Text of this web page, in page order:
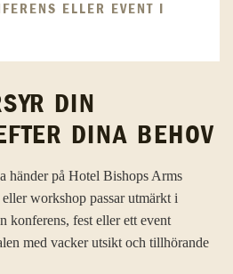
ELLER EVENT I
DIN
DINA BEHOV
händer på Hotel Bishops Arms
workshop passar utmärkt i
konferens, fest eller ett event
med vacker utsikt och tillhörande